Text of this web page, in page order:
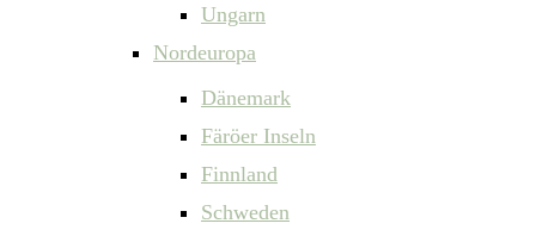
Ungarn
Nordeuropa
Dänemark
Färöer Inseln
Finnland
Schweden